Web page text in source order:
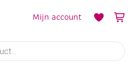
Mijn account